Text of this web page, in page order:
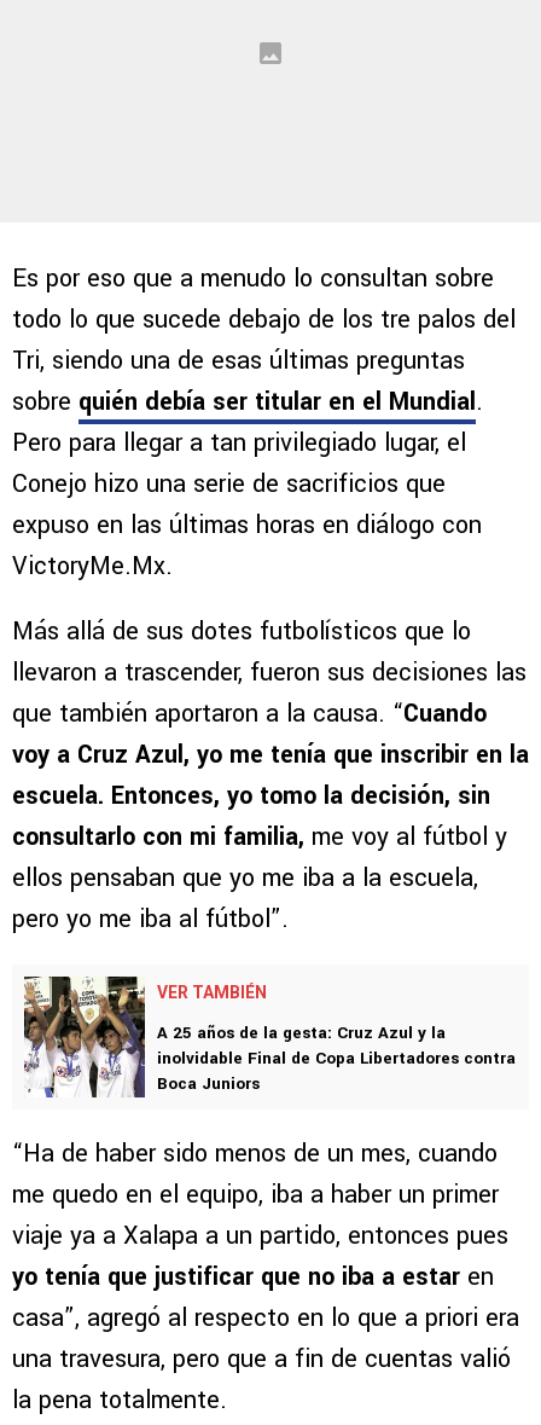
Es por eso que a menudo lo consultan sobre
todo lo que sucede debajo de los tre palos del
Tri, siendo una de esas últimas preguntas
sobre quién debía ser titular en el Mundial.
Pero para llegar a tan privilegiado lugar, el
Conejo hizo una serie de sacrificios que
expuso en las últimas horas en diálogo con
VictoryMe.Mx.
Más allá de sus dotes futbolísticos que lo
llevaron a trascender, fueron sus decisiones las
que también aportaron a la causa. “Cuando
voy a Cruz Azul, yo me tenía que inscribir en la
escuela. Entonces, yo tomo la decisión, sin
consultarlo con mi familia, me voy al fútbol y
ellos pensaban que yo me iba a la escuela,
pero yo me iba al fútbol”.
VER TAMBIÉN
A 25 años de la gesta: Cruz Azul y la
inolvidable Final de Copa Libertadores contra
Boca Juniors
“Ha de haber sido menos de un mes, cuando
me quedo en el equipo, iba a haber un primer
viaje ya a Xalapa a un partido, entonces pues
yo tenía que justificar que no iba a estar en
casa”, agregó al respecto en lo que a priori era
una travesura, pero que a fin de cuentas valió
la pena totalmente.